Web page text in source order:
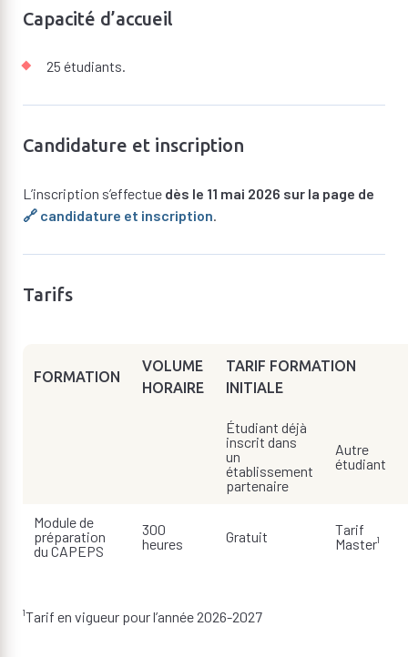
Capacité d’accueil
25 étudiants.
Candidature et inscription
L’inscription s’effectue dès le 11 mai 2026 sur la page de
🔗 candidature et inscription.
Tarifs
FORMATION
VOLUME
HORAIRE
TARIF FORMATION
INITIALE
Étudiant déjà
inscrit dans
un
établissement
partenaire
Autre
étudiant
Module de
préparation
du CAPEPS
300
heures
Gratuit
Tarif
Master¹
¹Tarif en vigueur pour l’année 2026-2027